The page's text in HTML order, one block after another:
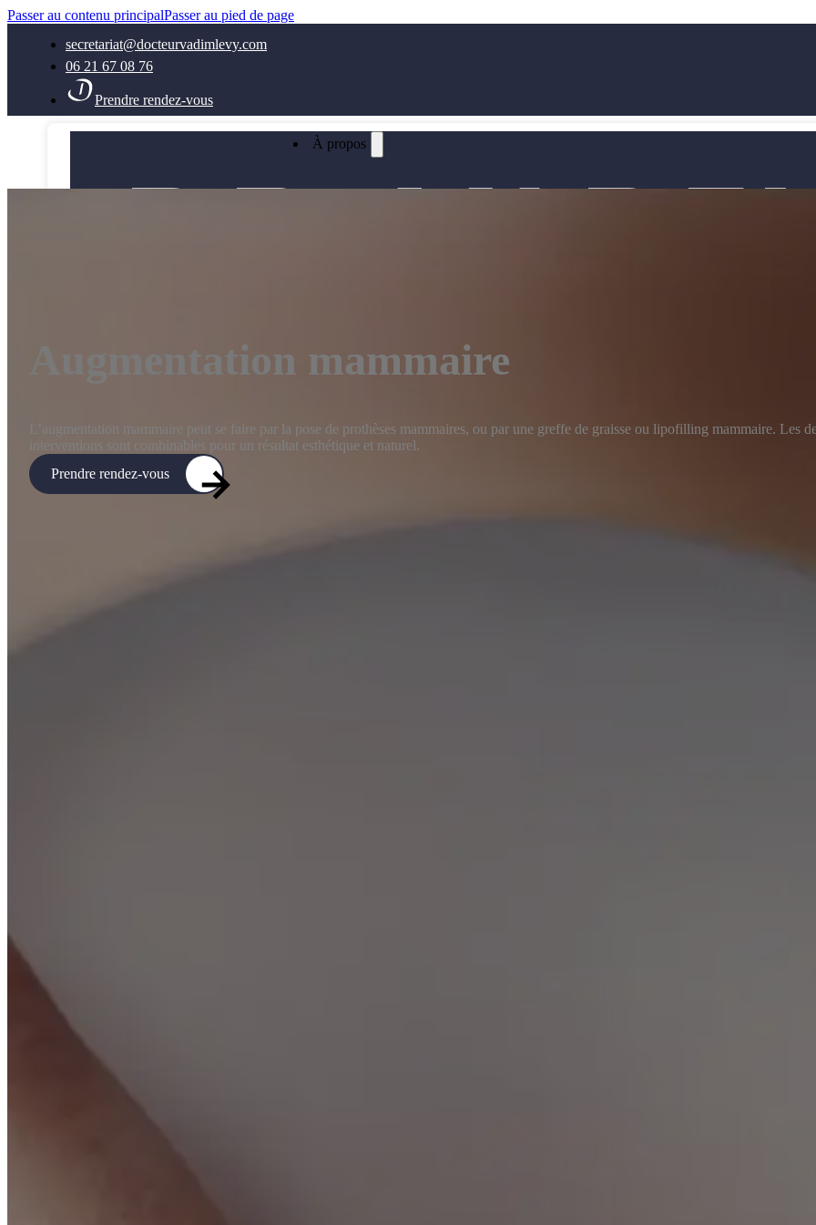
Passer au contenu principalPasser au pied de page
secretariat@docteurvadimlevy.com
06 21 67 08 76
Prendre rendez-vous
À propos
Augmentation mammaire
L’augmentation mammaire peut se faire par la pose de prothèses mammaires, ou par une greffe de graisse ou lipofilling mammaire. Les
interventions sont combinables pour un résultat esthétique et naturel.
Prendre rendez-vous